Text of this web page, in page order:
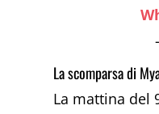
La scomparsa di
La mattina del